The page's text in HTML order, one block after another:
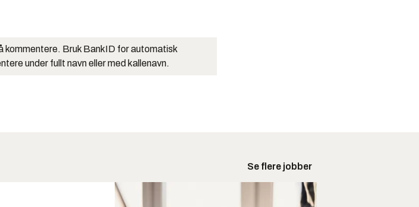
Bruk BankID for automatisk
under fullt navn eller med kallenavn.
Se flere jobber